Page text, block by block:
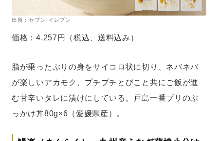
出所：セブン-イレブン
価格：4,257円（税込、送料込み）
脂が乗ったぶりの身をサイコロ状に切り、ネバネバ
が楽しいアカモク、プチプチとびこと共にご飯が進
む甘辛いタレに漬けにしている。戸島一番ブリのぶ
っかけ丼80g×6（愛媛県産）。